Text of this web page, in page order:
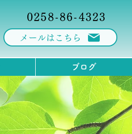
0258-86-4323
メールはこちら
ブログ